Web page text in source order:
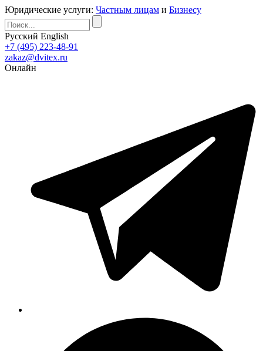
Юридические услуги: Частным лицам и Бизнесу
Русский English
+7 (495) 223-48-91
zakaz@dvitex.ru
Онлайн